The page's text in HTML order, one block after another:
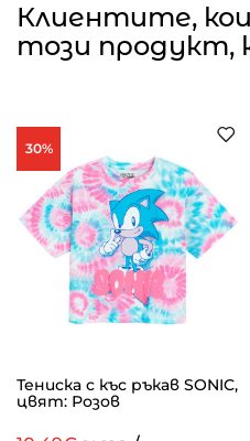
Клиентите,
този продукт,
30%
Тениска с къс ръкав SONIC,
цвят: Розов